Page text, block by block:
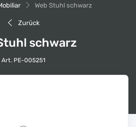
Web Stuhl schwarz
Zurück
schwarz
Art. PE-005251